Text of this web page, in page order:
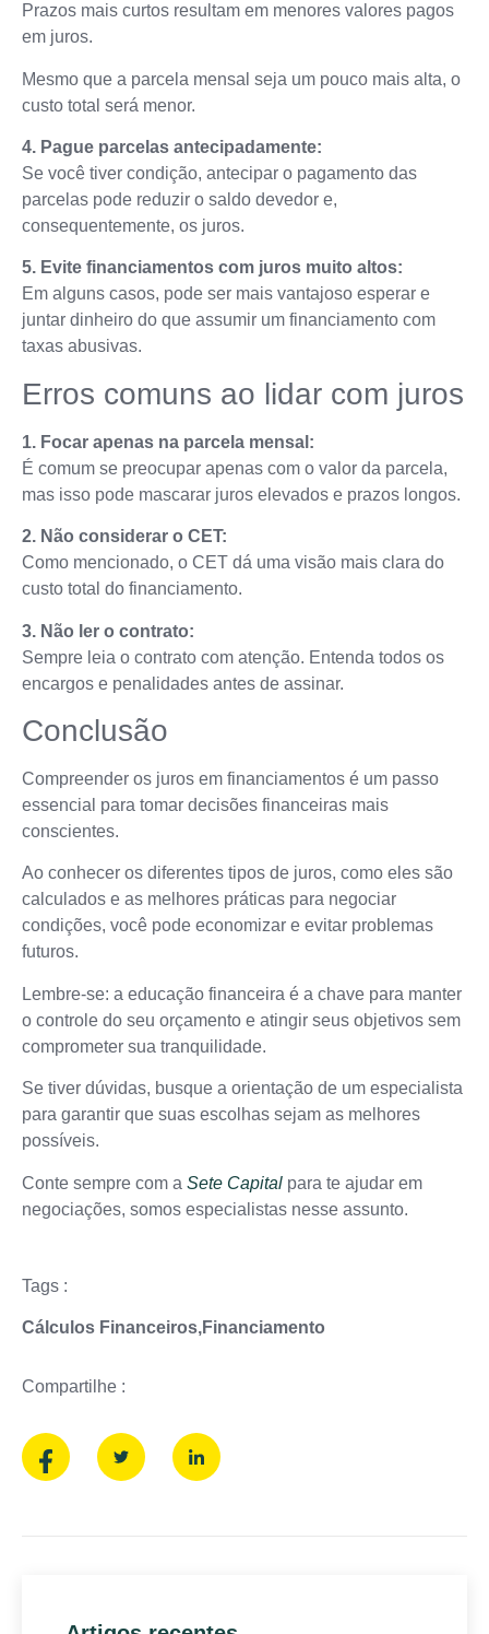
Prazos mais curtos resultam em menores valores pagos
em juros.
Mesmo que a parcela mensal seja um pouco mais alta, o
custo total será menor.
4. Pague parcelas antecipadamente:
Se você tiver condição, antecipar o pagamento das
parcelas pode reduzir o saldo devedor e,
consequentemente, os juros.
5. Evite financiamentos com juros muito altos:
Em alguns casos, pode ser mais vantajoso esperar e
juntar dinheiro do que assumir um financiamento com
taxas abusivas.
Erros comuns ao lidar com juros
1. Focar apenas na parcela mensal:
É comum se preocupar apenas com o valor da parcela,
mas isso pode mascarar juros elevados e prazos longos.
2. Não considerar o CET:
Como mencionado, o CET dá uma visão mais clara do
custo total do financiamento.
3. Não ler o contrato:
Sempre leia o contrato com atenção. Entenda todos os
encargos e penalidades antes de assinar.
Conclusão
Compreender os juros em financiamentos é um passo
essencial para tomar decisões financeiras mais
conscientes.
Ao conhecer os diferentes tipos de juros, como eles são
calculados e as melhores práticas para negociar
condições, você pode economizar e evitar problemas
futuros.
Lembre-se: a educação financeira é a chave para manter
o controle do seu orçamento e atingir seus objetivos sem
comprometer sua tranquilidade.
Se tiver dúvidas, busque a orientação de um especialista
para garantir que suas escolhas sejam as melhores
possíveis.
Conte sempre com a Sete Capital para te ajudar em
negociações, somos especialistas nesse assunto.
Tags :
Cálculos Financeiros,Financiamento
Compartilhe :